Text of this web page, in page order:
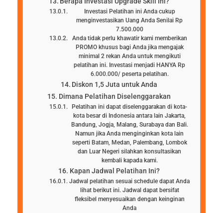
Investasi Pelatihan ini Anda cukup
menginvestasikan Uang Anda Senilai Rp
7.500.000
Anda tidak perlu khawatir kami memberikan
PROMO khusus bagi Anda jika mengajak
minimal 2 rekan Anda untuk mengikuti
pelatihan ini. Investasi menjadi HANYA Rp
6.000.000/ peserta pelatihan.
Diskon 1,5 Juta untuk Anda
Dimana Pelatihan Diselenggarakan
Pelatihan ini dapat diselenggarakan di kota-
kota besar di Indonesia antara lain Jakarta,
Bandung, Jogja, Malang, Surabaya dan Bali.
Namun jika Anda menginginkan kota lain
seperti Batam, Medan, Palembang, Lombok
dan Luar Negeri silahkan konsultasikan
kembali kapada kami.
Kapan Jadwal Pelatihan Ini?
Jadwal pelatihan sesuai schedule dapat Anda
lihat berikut ini. Jadwal dapat bersifat
fleksibel menyesuaikan dengan keinginan
Anda